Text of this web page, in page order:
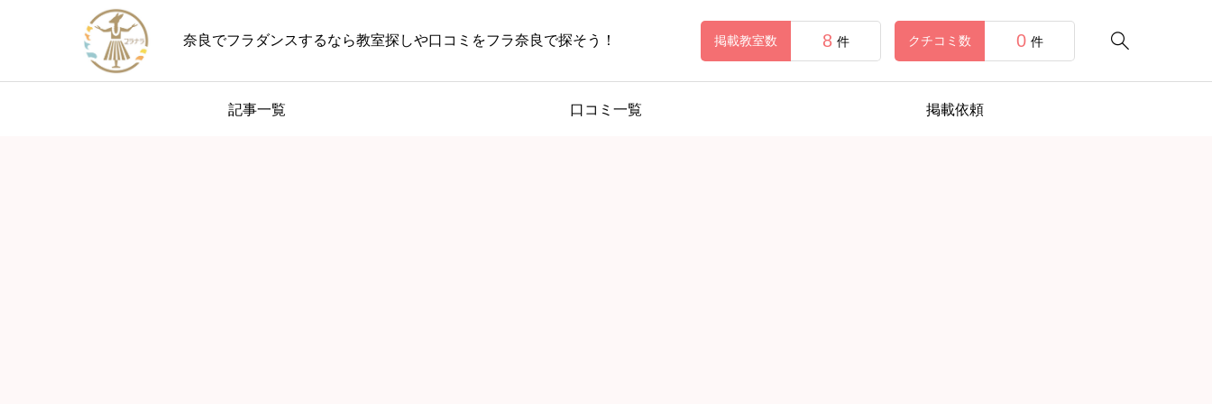
奈良でフラダンスするなら教室探しや口コミをフラ奈良で探そう！ 
掲載教室数 8 件 クチコミ数 0 件
記事一覧 口コミ一覧 掲載依頼